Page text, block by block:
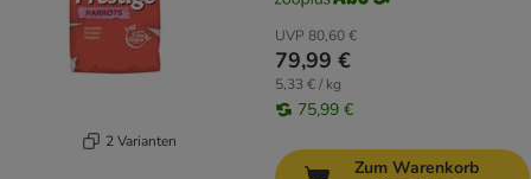
2 Varianten
UVP 80,60 €
79,99 €
5,33 € / kg
75,99 €
Zum Warenkorb